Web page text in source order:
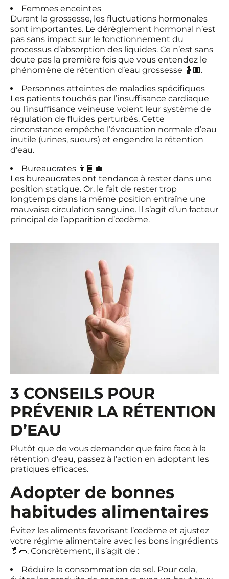
Femmes enceintes
Durant la grossesse, les fluctuations hormonales
sont importantes. Le dérèglement hormonal n’est
pas sans impact sur le fonctionnement du
processus d’absorption des liquides. Ce n’est sans
doute pas la première fois que vous entendez le
phénomène de rétention d’eau grossesse 🤰🏼.
Personnes atteintes de maladies spécifiques
Les patients touchés par l’insuffisance cardiaque
ou l’insuffisance veineuse voient leur système de
régulation de fluides perturbés. Cette
circonstance empêche l’évacuation normale d’eau
inutile (urines, sueurs) et engendre la rétention
d’eau.
Bureaucrates 👩🏼‍💼
Les bureaucrates ont tendance à rester dans une
position statique. Or, le fait de rester trop
longtemps dans la même position entraîne une
mauvaise circulation sanguine. Il s’agit d’un facteur
principal de l’apparition d’œdème.
3 CONSEILS POUR
PRÉVENIR LA RÉTENTION
D’EAU
Plutôt que de vous demander que faire face à la
rétention d’eau, passez à l’action en adoptant les
pratiques efficaces.
Adopter de bonnes
habitudes alimentaires
Évitez les aliments favorisant l’œdème et ajustez
votre régime alimentaire avec les bons ingrédients
🥬 🥒. Concrètement, il s’agit de :
Réduire la consommation de sel. Pour cela,